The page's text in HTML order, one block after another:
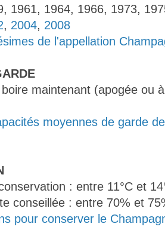
1961, 1964, 1966, 1973,
, 2004, 2008
de l'appellation
maintenant (apogée ou
moyennes de garde
: entre 11°C et
conseillée : entre 70% et
pour conserver le